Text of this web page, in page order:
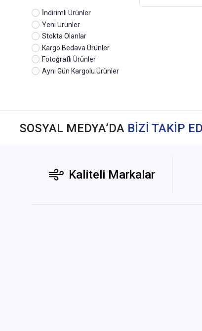
İndirimli Ürünler
Yeni Ürünler
Stokta Olanlar
Kargo Bedava Ürünler
Fotoğraflı Ürünler
Aynı Gün Kargolu Ürünler
SOSYAL MEDYA’DA BİZİ TAKİP
Kaliteli Markalar